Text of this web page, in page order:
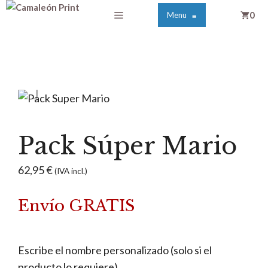
Saltar
Menú Menu ≡ 0
Pack Súper Mario
62,95€(IVA incl.)
Envío GRATIS
Escribe el nombre personalizado (solo si el